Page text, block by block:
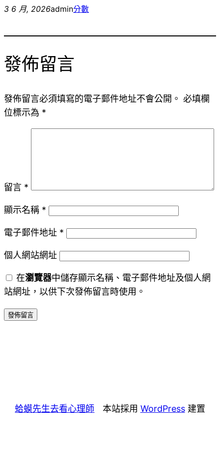
3 6 月, 2026admin分數
發佈留言
發佈留言必須填寫的電子郵件地址不會公開。 必填欄
位標示為 *
留言 *
顯示名稱 *
電子郵件地址 *
個人網站網址
在瀏覽器中儲存顯示名稱、電子郵件地址及個人網
站網址，以供下次發佈留言時使用。
蛤蟆先生去看心理師 本站採用 WordPress建置